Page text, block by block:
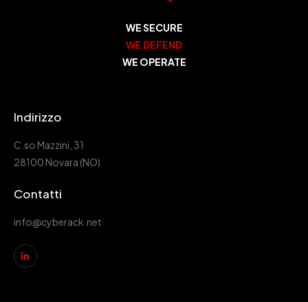
WE SECURE
WE DEFEND
WE OPERATE
Indirizzo
C.so Mazzini, 31
28100 Novara (NO)
Contatti
info@cyberack.net